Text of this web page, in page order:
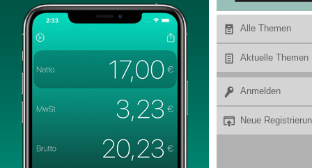
Alle Themen
Aktuelle Themen
Anmelden
Neue